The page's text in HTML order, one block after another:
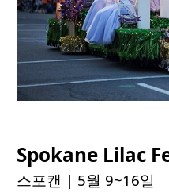
Spokane Lilac
스포캔 | 5월 9~16일